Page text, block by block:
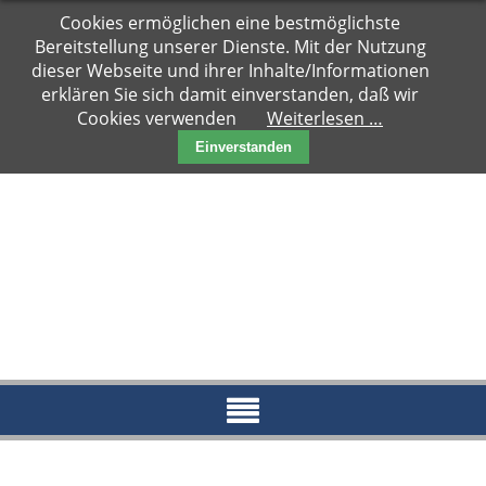
Navigation
überspringen
Hauptseite
Zuhause
gesucht
Notfälle
Aktueller
Archiv
Cookies ermöglichen eine bestmöglichste
Bereitstellung unserer Dienste. Mit der Nutzung
dieser Webseite und ihrer Inhalte/Informationen
erklären Sie sich damit einverstanden, daß wir
Cookies verwenden
Weiterlesen …
Einverstanden